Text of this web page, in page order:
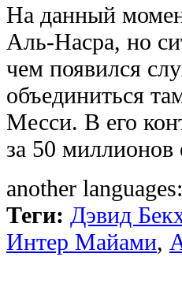
На данный
Аль-Насра, но
чем появился
объединиться
Месси. В его
за 50 миллионов
another languages:
Теги: Дэвид
Интер Майами,